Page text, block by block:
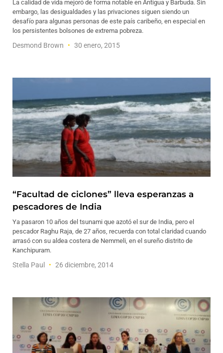
La calidad de vida mejoró de forma notable en Antigua y Barbuda. Sin
embargo, las desigualdades y las privaciones siguen siendo un
desafío para algunas personas de este país caribeño, en especial en
los persistentes bolsones de extrema pobreza.
Desmond Brown 30 enero, 2015
“Facultad de ciclones” lleva esperanzas a
pescadores de India
Ya pasaron 10 años del tsunami que azotó el sur de India, pero el
pescador Raghu Raja, de 27 años, recuerda con total claridad cuando
arrasó con su aldea costera de Nemmeli, en el sureño distrito de
Kanchipuram.
Stella Paul 26 diciembre, 2014